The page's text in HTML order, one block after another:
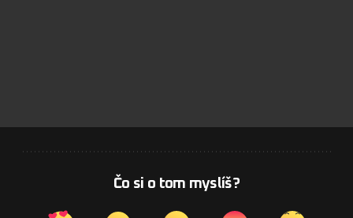
Čo si o tom myslíš?